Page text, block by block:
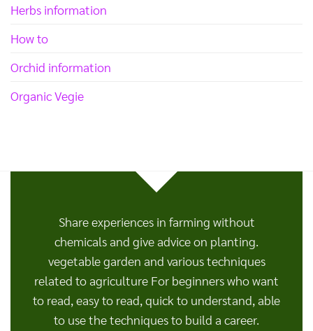
Herbs information
How to
Orchid information
Organic Vegie
Share experiences in farming without
chemicals and give advice on planting.
vegetable garden and various techniques
related to agriculture For beginners who want
to read, easy to read, quick to understand, able
to use the techniques to build a career.